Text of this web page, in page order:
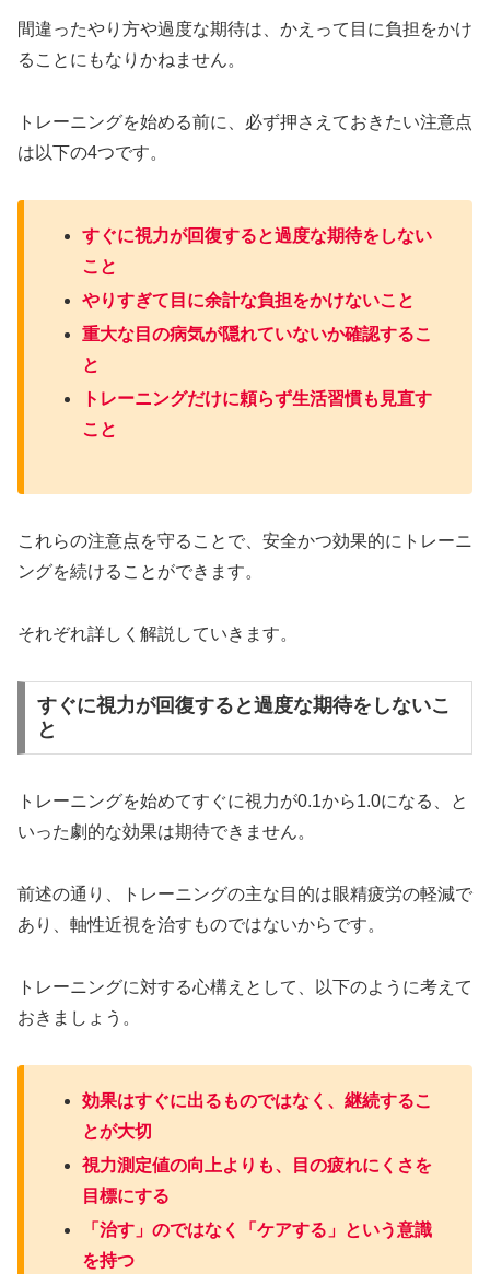
間違ったやり方や過度な期待は、かえって目に負担をかけ
ることにもなりかねません。
トレーニングを始める前に、必ず押さえておきたい注意点
は以下の4つです。
すぐに視力が回復すると過度な期待をしない
こと
やりすぎて目に余計な負担をかけないこと
重大な目の病気が隠れていないか確認するこ
と
トレーニングだけに頼らず生活習慣も見直す
こと
これらの注意点を守ることで、安全かつ効果的にトレーニ
ングを続けることができます。
それぞれ詳しく解説していきます。
すぐに視力が回復すると過度な期待をしないこ
と
トレーニングを始めてすぐに視力が0.1から1.0になる、と
いった劇的な効果は期待できません。
前述の通り、トレーニングの主な目的は眼精疲労の軽減で
あり、軸性近視を治すものではないからです。
トレーニングに対する心構えとして、以下のように考えて
おきましょう。
効果はすぐに出るものではなく、継続するこ
とが大切
視力測定値の向上よりも、目の疲れにくさを
目標にする
「治す」のではなく「ケアする」という意識
を持つ